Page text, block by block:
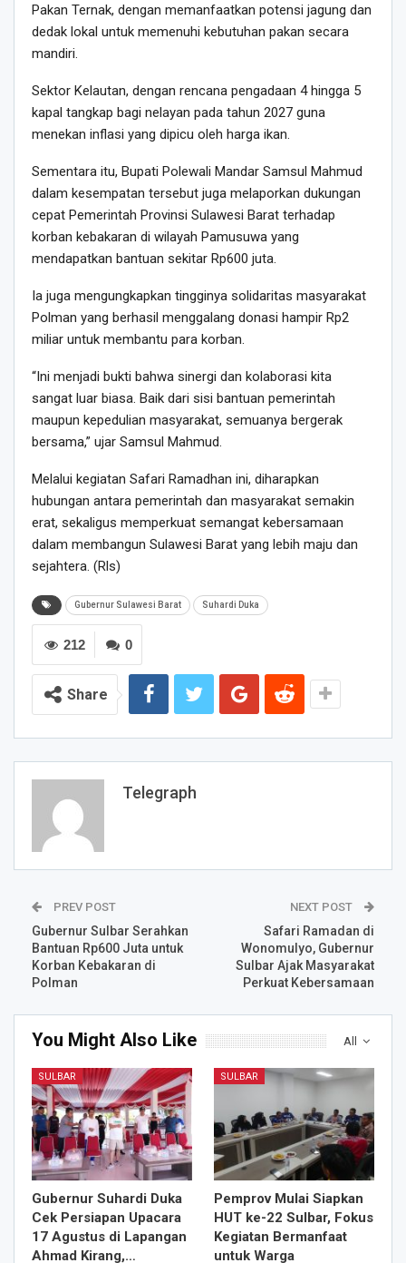
Pakan Ternak, dengan memanfaatkan potensi jagung dan
dedak lokal untuk memenuhi kebutuhan pakan secara
mandiri.
Sektor Kelautan, dengan rencana pengadaan 4 hingga 5
kapal tangkap bagi nelayan pada tahun 2027 guna
menekan inflasi yang dipicu oleh harga ikan.
Sementara itu, Bupati Polewali Mandar Samsul Mahmud
dalam kesempatan tersebut juga melaporkan dukungan
cepat Pemerintah Provinsi Sulawesi Barat terhadap
korban kebakaran di wilayah Pamusuwa yang
mendapatkan bantuan sekitar Rp600 juta.
Ia juga mengungkapkan tingginya solidaritas masyarakat
Polman yang berhasil menggalang donasi hampir Rp2
miliar untuk membantu para korban.
“Ini menjadi bukti bahwa sinergi dan kolaborasi kita
sangat luar biasa. Baik dari sisi bantuan pemerintah
maupun kepedulian masyarakat, semuanya bergerak
bersama,” ujar Samsul Mahmud.
Melalui kegiatan Safari Ramadhan ini, diharapkan
hubungan antara pemerintah dan masyarakat semakin
erat, sekaligus memperkuat semangat kebersamaan
dalam membangun Sulawesi Barat yang lebih maju dan
sejahtera. (Rls)
Gubernur Sulawesi Barat Suhardi Duka
0
212
Share
Telegraph
PREV POST
Gubernur Sulbar Serahkan
Bantuan Rp600 Juta untuk
Korban Kebakaran di
Polman
NEXT POST
Safari Ramadan di
Wonomulyo, Gubernur
Sulbar Ajak Masyarakat
Perkuat Kebersamaan
All
You Might Also Like
SULBAR
Gubernur Suhardi Duka
Cek Persiapan Upacara
17 Agustus di Lapangan
Ahmad Kirang,…
SULBAR
Pemprov Mulai Siapkan
HUT ke-22 Sulbar, Fokus
Kegiatan Bermanfaat
untuk Warga